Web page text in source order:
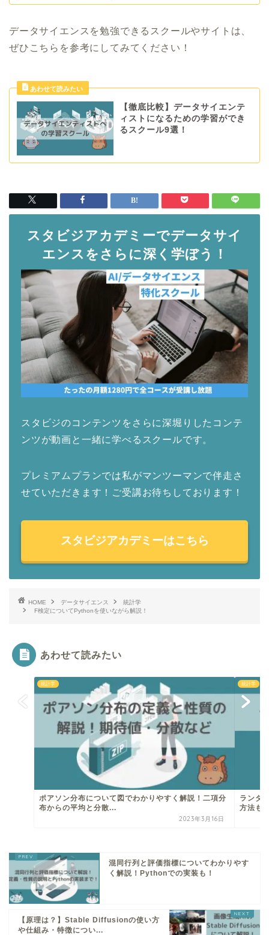
データサイエンスを勉強できるスクールやサイトは、
ぜひこちらを参考にしてみてください！
【徹底比較】データサイエンテ
ィストになるための学習ができ
るスクール9選！
スタビジアカデミーでデータサイ
エンスをさらに深く学ぼう！
スタビジのコンテンツをさらに深堀りしたコンテ
ンツが動画と一緒に学べるスクールです。
プレミアムプランでは私がマンツーマンで伴走さ
せていただきます！ご受講お待ちしております！
スタビジアカデミーはこちら
HOME データサイエンス
統計学
F検定についてPythonを使いながら解説！
あわせて読みたい
統計学
ポアソン分布について図でわかりやすく解説！二項分
布からの平均と分散...
2023年3月16日
統計学
ランダ
方法も
混同行列と評価指標についてわかりやす
く解説！Pythonでの実装も！
【原理は？】Stable Diffusionの使い方
や仕組み・特徴につい...